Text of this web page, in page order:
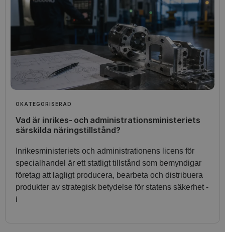
OKATEGORISERAD
Vad är inrikes- och administrationsministeriets
särskilda näringstillstånd?
Inrikesministeriets och administrationens licens för
specialhandel är ett statligt tillstånd som bemyndigar
företag att lagligt producera, bearbeta och distribuera
produkter av strategisk betydelse för statens säkerhet -
i